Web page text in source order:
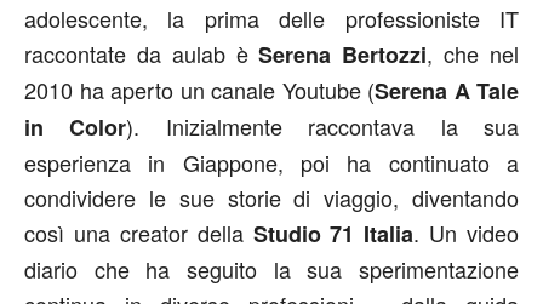
adolescente, la prima delle professioniste IT
raccontate da aulab èSerena Bertozzi, che nel
2010 ha aperto un canale Youtube (Serena A Tale
in Color). Inizialmente raccontava la sua
esperienza in Giappone, poi ha continuato a
condividere le sue storie di viaggio, diventando
così una creator della Studio 71 Italia. Un video
diario che ha seguito la sua sperimentazione